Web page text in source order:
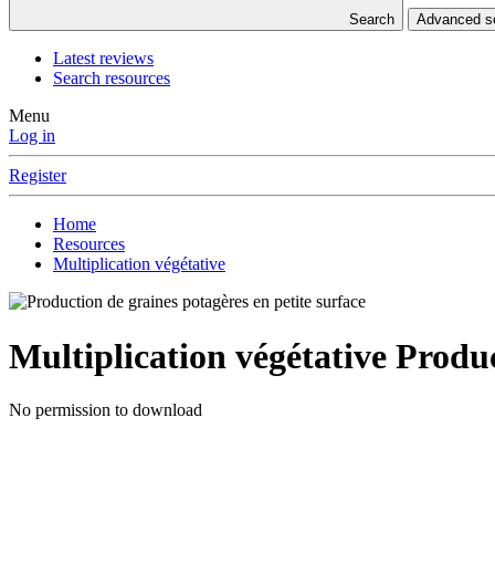
Search Advanced
Latest reviews
Search resources
Menu
Log in
Register
Home
Resources
Multiplication végétative
Multiplication végétative
No permission to download